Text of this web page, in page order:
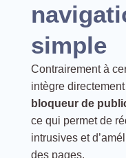
simple
Contrairement à
intègre
bloqueur de
ce qui permet de
intrusives et
des pages.